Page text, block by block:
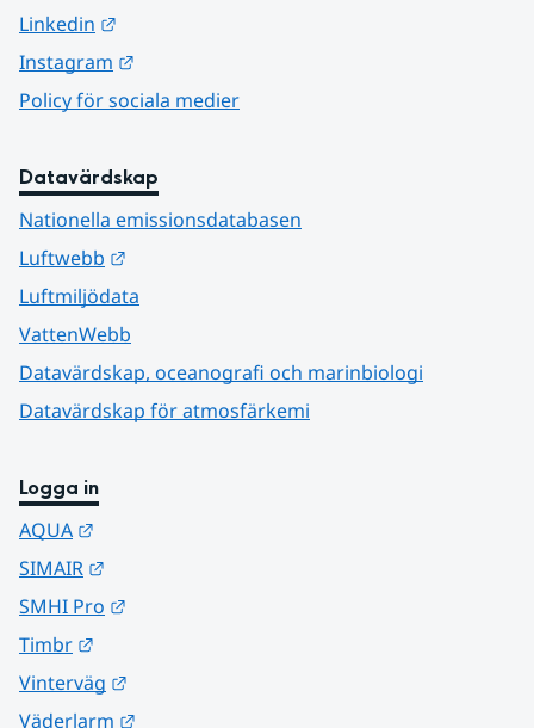
Linkedin
Instagram
Policy för sociala medier
Datavärdskap
Nationella emissionsdatabasen
Luftwebb
Luftmiljödata
VattenWebb
Datavärdskap, oceanografi och marinbiologi
Datavärdskap för atmosfärkemi
Logga in
AQUA
SIMAIR
SMHI Pro
Timbr
Vinterväg
Väderlarm